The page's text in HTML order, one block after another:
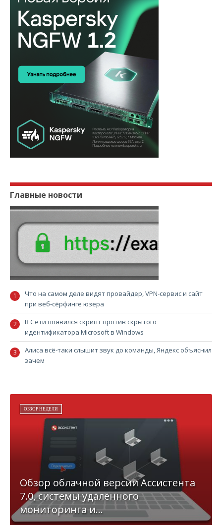
Главные новости
Что на самом деле видят провайдер, VPN-сервис и сайт
при веб-сёрфинге юзера
В Сети появился скрипт против скрытого
идентификатора Microsoft в Windows
Алиса всё-таки слышит звук до команды, Яндекс объяснил
зачем
ОБЗОР НЕДЕЛИ
Обзор облачной версии Ассистента
7.0, системы удалённого
мониторинга и...